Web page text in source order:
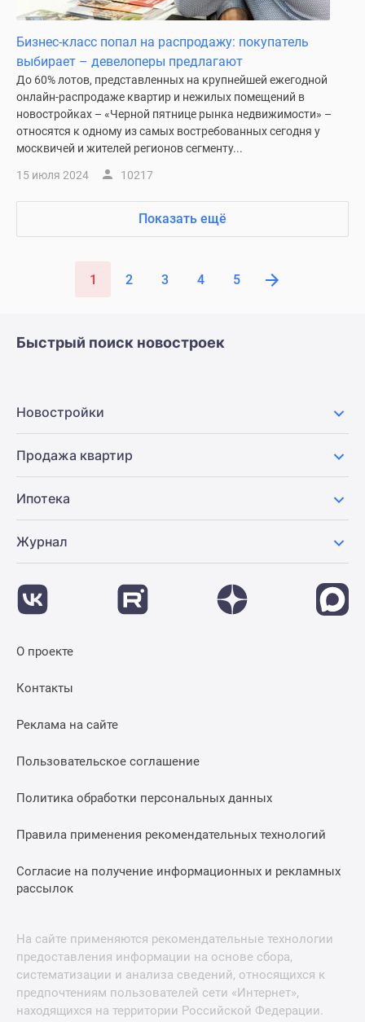
Бизнес-класс попал на распродажу: покупатель
выбирает – девелоперы предлагают
До 60% лотов, представленных на крупнейшей ежегодной
онлайн-распродаже квартир и нежилых помещений в
новостройках – «Черной пятнице рынка недвижимости» –
относятся к одному из самых востребованных сегодня у
москвичей и жителей регионов сегменту...
15 июля 2024 10217
Показать ещё
1 2 3 4 5
Быстрый поиск новостроек
Новостройки
Продажа квартир
Ипотека
Журнал
О проекте
Контакты
Реклама на сайте
Пользовательское соглашение
Политика обработки персональных данных
Правила применения рекомендательных технологий
Согласие на получение информационных и рекламных
рассылок
На сайте применяются рекомендательные технологии
предоставления информации на основе сбора,
систематизации и анализа сведений, относящихся к
предпочтениям пользователей сети «Интернет»,
находящихся на территории Российской Федерации.